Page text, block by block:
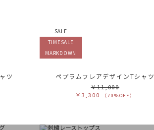
ツ
SALE
TIMESALE
MARKDOWN
ペプラムフレアデザインTシャツ
￥11,000
￥3,300
（70%OFF）